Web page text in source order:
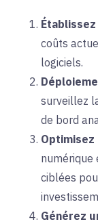
coûts
logiciels.
surveillez
de bord
Optimisez
ciblées
Générez